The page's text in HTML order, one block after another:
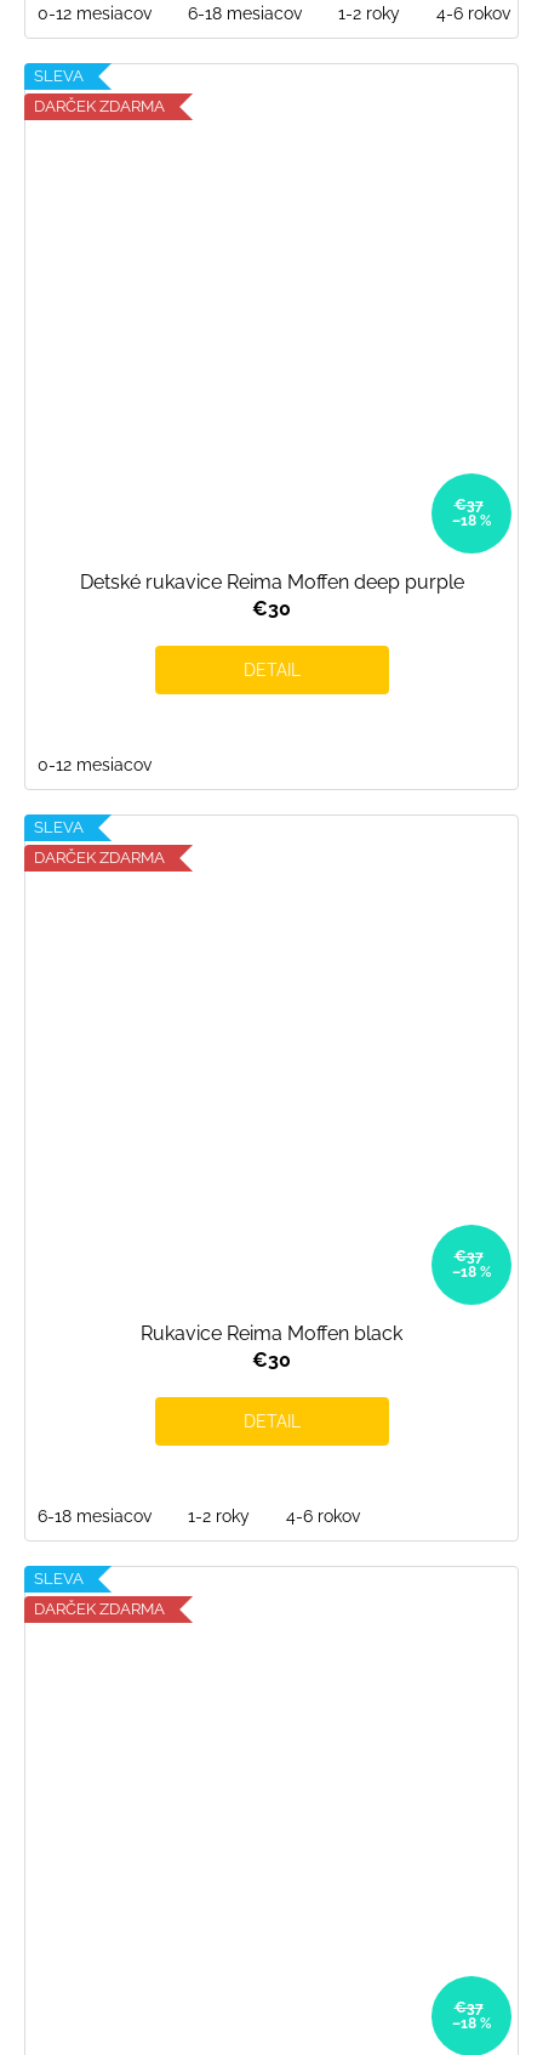
0-12 mesiacov 6-18 mesiacov 1-2 roky 4-6 rokov
SLEVA
DARČEK ZDARMA
€37
–18 %
Detské rukavice Reima Moffen deep purple
€30
DETAIL
0-12 mesiacov
SLEVA
DARČEK ZDARMA
€37
–18 %
Rukavice Reima Moffen black
€30
DETAIL
6-18 mesiacov 1-2 roky 4-6 rokov
SLEVA
DARČEK ZDARMA
€37
–18 %